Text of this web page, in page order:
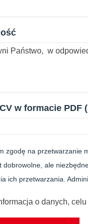
w formacie PDF
zgodę na przetwarzanie
dobrowolne, ale
ich przetwarzania.
o danych,